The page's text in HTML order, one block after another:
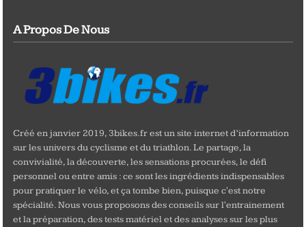
A Propos De Nous
Créé en janvier 2019, 3bikes.fr est un site internet d’information
sur les univers du cyclisme et du triathlon. Le partage, la
convivialité, la découverte, les sensations procurées, le défi
personnel ou entre amis : ce sont les ingrédients indispensables
pour pratiquer le vélo, et ça tombe bien, puisque c'est notre
spécialité. Nous vous proposons des conseils sur l'entrainement
et la préparation, des tests matériel et des analyses sur les plus